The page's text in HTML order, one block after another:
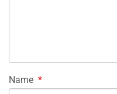
Name *